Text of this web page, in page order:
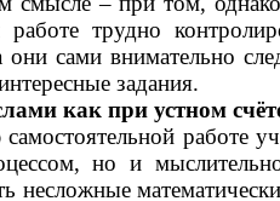
трудно
сами внимательно
задания.
как при устном
но и
несложные